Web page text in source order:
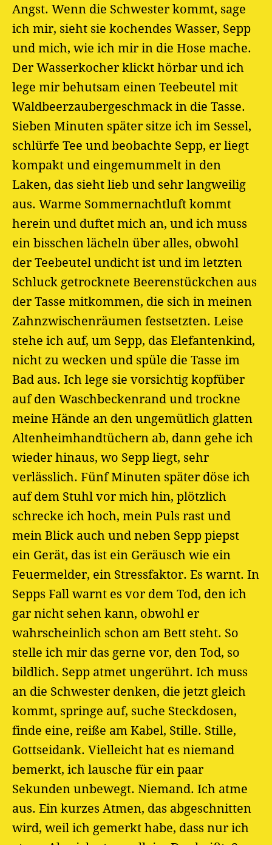
Angst. Wenn die Schwester kommt, sage
ich mir, sieht sie kochendes Wasser, Sepp
und mich, wie ich mir in die Hose mache.
Der Wasserkocher klickt hörbar und ich
lege mir behutsam einen Teebeutel mit
Waldbeerzaubergeschmack in die Tasse.
Sieben Minuten später sitze ich im Sessel,
schlürfe Tee und beobachte Sepp, er liegt
kompakt und eingemummelt in den
Laken, das sieht lieb und sehr langweilig
aus. Warme Sommernachtluft kommt
herein und duftet mich an, und ich muss
ein bisschen lächeln über alles, obwohl
der Teebeutel undicht ist und im letzten
Schluck getrocknete Beerenstückchen aus
der Tasse mitkommen, die sich in meinen
Zahnzwischenräumen festsetzten. Leise
stehe ich auf, um Sepp, das Elefantenkind,
nicht zu wecken und spüle die Tasse im
Bad aus. Ich lege sie vorsichtig kopfüber
auf den Waschbeckenrand und trockne
meine Hände an den ungemütlich glatten
Altenheimhandtüchern ab, dann gehe ich
wieder hinaus, wo Sepp liegt, sehr
verlässlich. Fünf Minuten später döse ich
auf dem Stuhl vor mich hin, plötzlich
schrecke ich hoch, mein Puls rast und
mein Blick auch und neben Sepp piepst
ein Gerät, das ist ein Geräusch wie ein
Feuermelder, ein Stressfaktor. Es warnt. In
Sepps Fall warnt es vor dem Tod, den ich
gar nicht sehen kann, obwohl er
wahrscheinlich schon am Bett steht. So
stelle ich mir das gerne vor, den Tod, so
bildlich. Sepp atmet ungerührt. Ich muss
an die Schwester denken, die jetzt gleich
kommt, springe auf, suche Steckdosen,
finde eine, reiße am Kabel, Stille. Stille,
Gottseidank. Vielleicht hat es niemand
bemerkt, ich lausche für ein paar
Sekunden unbewegt. Niemand. Ich atme
aus. Ein kurzes Atmen, das abgeschnitten
wird, weil ich gemerkt habe, dass nur ich